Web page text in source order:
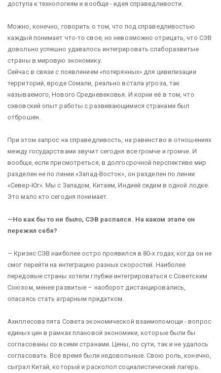
доступа к технологиям и вообще - идея справедливости.
Можно, конечно, говорить о том, что под справедливостью
каждый понимает что-то свое, но невозможно отрицать, что СЭВ
довольно успешно удавалось интегрировать слаборазвитые
страны в мировую экономику.
Сейчас в связи с появлением «потерянных» для цивилизации
территорий, вроде Сомали, реально встала угроза, так
называемого, Нового Средневековья. И корни её в том, что
сэвовский опыт работы с развивающимися странами был
отброшен.
При этом запрос на справедливость, на равенство в отношениях
между государствами звучит сегодня все громче и громче. И
вообще, если присмотреться, в долгосрочной перспективе мир
разделен не по линии «Запад-Восток», он разделен по линии
«Север-Юг». Мы с Западом, Китаем, Индией сидим в одной лодке.
Это мало кто сегодня понимает.
—Но как бы то ни было, СЭВ распался. На каком этапе он
пережил себя?
— Кризис СЭВ наиболее остро проявился в 80-х годах, когда он не
смог перейти на интеграцию разных скоростей. Наиболее
передовые страны хотели глубже интегрироваться с Советским
Союзом, менее развитые – наоборот дистанцировались,
опасаясь стать аграрным придатком.
Ахиллесова пята Совета экономической взаимопомощи - вопрос
единых цен в рамках плановой экономики, которые были бы
согласованы со всеми странами. Цены, по сути, так и не удалось
согласовать. Все время были недовольные. Свою роль, конечно,
сыграл Китай, который и расколол социалистический лагерь.